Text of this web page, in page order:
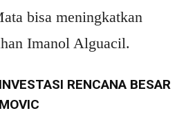
bisa meningkatkan
Imanol Alguacil.
RENCANA BESAR